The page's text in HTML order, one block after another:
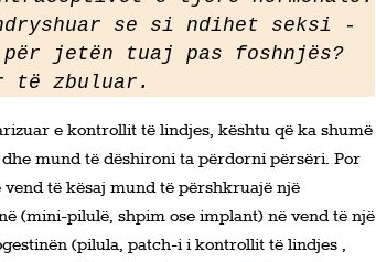
se si ndihet seksi -
jetën tuaj pas foshnjës?
të zbuluar.
e kontrollit të lindjes, kështu që ka shumë
mund të dëshironi ta përdorni përsëri. Por
të kësaj mund të përshkruajë një
(mini-pilulë, shpim ose implant) në vend të një
(pilula, patch-i i kontrollit të lindjes ,